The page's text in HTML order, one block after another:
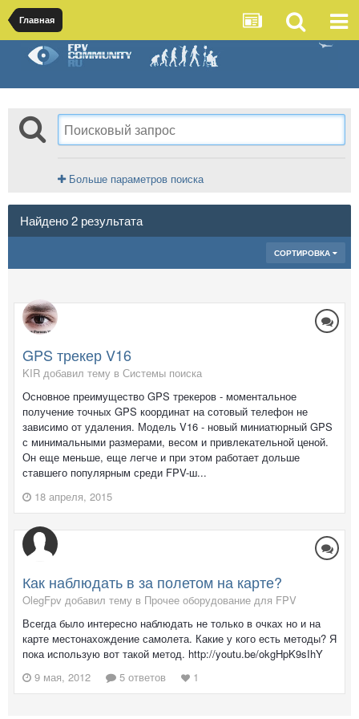
Главная
Больше параметров поиска
Найдено 2 результата
СОРТИРОВКА
GPS трекер V16
KIR добавил тему в Системы поиска
Основное преимущество GPS трекеров - моментальное
получение точных GPS координат на сотовый телефон не
зависимо от удаления. Модель V16 - новый миниатюрный GPS
с минимальными размерами, весом и привлекательной ценой.
Он еще меньше, еще легче и при этом работает дольше
ставшего популярным среди FPV-ш...
18 апреля, 2015
Как наблюдать в за полетом на карте?
OlegFpv добавил тему в Прочее оборудование для FPV
Всегда было интересно наблюдать не только в очках но и на
карте местонахождение самолета. Какие у кого есть методы? Я
пока использую вот такой метод. http://youtu.be/okgHpK9sIhY
9 мая, 2012
5 ответов 1